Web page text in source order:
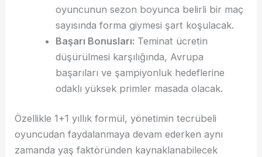
oyuncunun sezon boyunca belirli bir maç
sayısında forma giymesi şart koşulacak.
Başarı Bonusları: Teminat ücretin
düşürülmesi karşılığında, Avrupa
başarıları ve şampiyonluk hedeflerine
odaklı yüksek primler masada olacak.
Özellikle 1+1 yıllık formül, yönetimin tecrübeli
oyuncudan faydalanmaya devam ederken aynı
zamanda yaş faktöründen kaynaklanabilecek